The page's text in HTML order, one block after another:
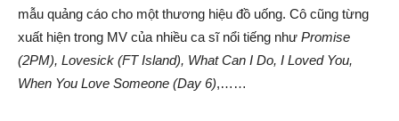
mẫu quảng cáo cho một thương hiệu đồ uống. Cô cũng từng
xuất hiện trong MV của nhiều ca sĩ nổi tiếng như Promise
(2PM), Lovesick (FT Island), What Can I Do, I Loved You,
When You Love Someone (Day 6),……